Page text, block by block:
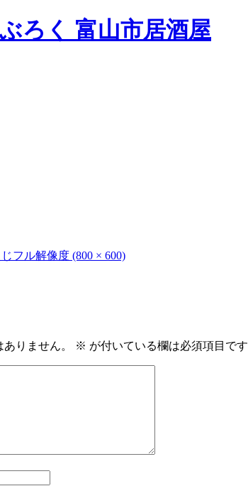
フル解像度 (800 × 600)
りません。 ※ が付いている欄は必須項目です